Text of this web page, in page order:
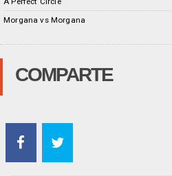
Morgana vs Morgana
COMPARTE